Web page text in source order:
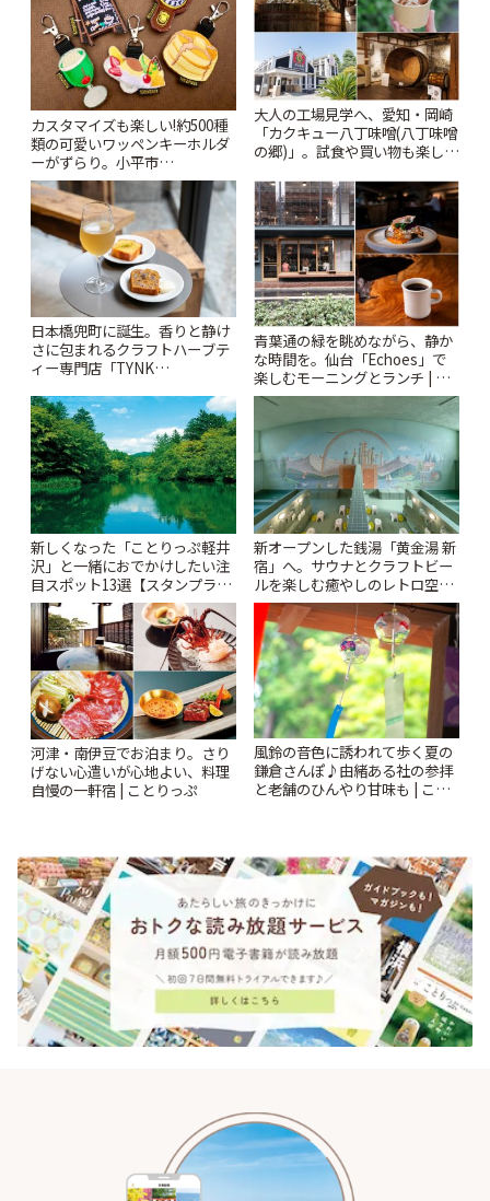
カスタマイズも楽しい!約500種
類の可愛いワッペンキーホルダ
ーがずらり。小平市
「Kimamaya T&K」 | ことりっ
ぷ
大人の工場見学へ、愛知・岡崎
「カクキュー八丁味噌(八丁味噌
の郷)」。試食や買い物も楽しみ
日本橋兜町に誕生。香りと静け
さに包まれるクラフトハーブテ
ィー専門店「TYNK
青葉通の緑を眺めながら、静か
な時間を。仙台「Echoes」で
楽しむモーニングとランチ | こ
とりっぷ
新しくなった「ことりっぷ軽井
沢」と一緒におでかけしたい注
目スポット13選【スタンプラリ
ー開催中】 | ことりっぷ
新オープンした銭湯「黄金湯 新
宿」へ。サウナとクラフトビー
ルを楽しむ癒やしのレトロ空間
| ことりっぷ
河津・南伊豆でお泊まり。さり
げない心遣いが心地よい、料理
自慢の一軒宿 | ことりっぷ
風鈴の音色に誘われて歩く夏の
鎌倉さんぽ♪由緒ある社の参拝
と老舗のひんやり甘味も | こと